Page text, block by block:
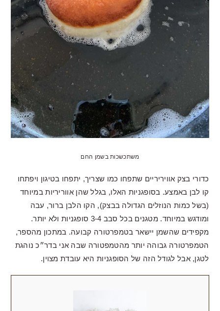
משתכשכות בשמן החם
כדורי בצק אוויריריים שתפחו כמו שצריך, יתפחו בטיגון ויפתחו
קו לבן באמצע. בסופגניות האלו, בגלל שהן אווריריות במיוחד
(בשל כמות הנוזלים הגדולה בבצק), הקו הלבן ברור, עבה
ומודגש במיוחד. מטגנים בכל סבב 3-4 סופגניות ולא יותר.
מקפידים שהשמן יישאר בטמפרטורה קבועה. במתכון מהספר,
הטמפרטורה גבוהה יותר מהטמפטורה שבה אני בדר״כ נוהגת
לטגן, אבל לגודל הזה של הסופגניות היא עובדת מצוין.